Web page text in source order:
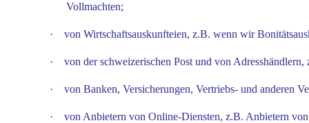
Vollmachten;
· von Wirtschaftsauskunfteien, z.B. wenn wir
· von der schweizerischen Post und von
· von Banken, Versicherungen, Vertriebs- und anderen
· von Anbietern von Online-Diensten, z.B. Anbietern